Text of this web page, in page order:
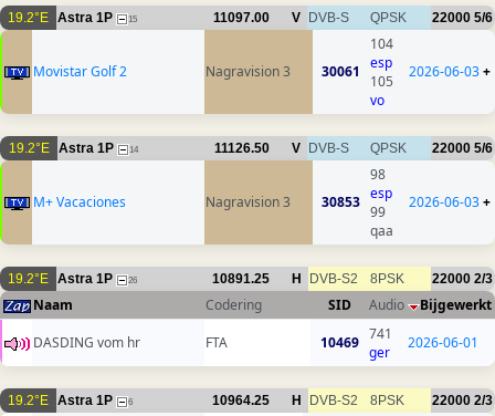
19.2°E Astra 1P 15 11097.00 V DVB-S QPSK 22000 5/6
Movistar Golf 2 Nagravision 3 30061
104
esp
105
vo
2026-06-03+
19.2°E Astra 1P 14 11126.50 V DVB-S QPSK 22000 5/6
M+ Vacaciones Nagravision 3 30853
98
esp
99
qaa
2026-06-03+
19.2°E Astra 1P 26 10891.25 H DVB-S2 8PSK 22000 2/3
Naam Codering SID Audio
Bijgewerkt
DASDING vom hr
FTA 10469 741
ger
2026-06-01
19.2°E Astra 1P 6 10964.25 H DVB-S2 8PSK 22000 2/3